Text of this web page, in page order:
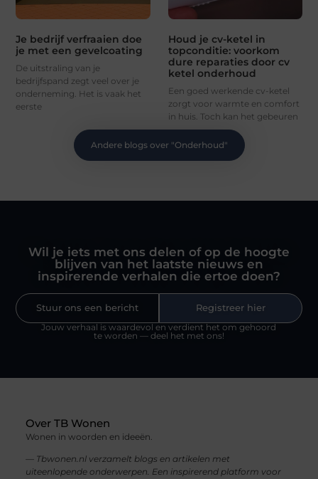
Je bedrijf verfraaien doe
je met een gevelcoating
De uitstraling van je
bedrijfspand zegt veel over je
onderneming. Het is vaak het
eerste
Houd je cv-ketel in
topconditie: voorkom
dure reparaties door cv
ketel onderhoud
Een goed werkende cv-ketel
zorgt voor warmte en comfort
in huis. Toch kan het gebeuren
Andere blogs over "Onderhoud"
Wil je iets met ons delen of op de hoogte
blijven van het laatste nieuws en
inspirerende verhalen die ertoe doen?
Stuur ons een bericht
Registreer hier
Jouw verhaal is waardevol en verdient het om gehoord
te worden — deel het met ons!
Over TB Wonen
Wonen in woorden en ideeën.
— Tbwonen.nl verzamelt blogs en artikelen met
uiteenlopende onderwerpen. Een inspirerend platform voor